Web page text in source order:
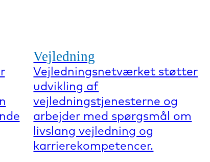
Vejledning
Vejledningsnetværket støtter
udvikling af
vejledningstjenesterne og
arbejder med spørgsmål om
livslang vejledning og
karrierekompetencer.